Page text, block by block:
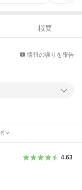
概要
情報の誤りを報告
4.63